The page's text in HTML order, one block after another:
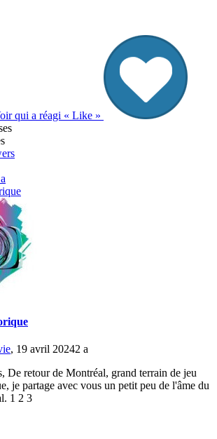
qui a réagi « Like »
, 19 avril 20242 a
De retour de Montréal, grand terrain de jeu
je partage avec vous un petit peu de l'âme du
1 2 3